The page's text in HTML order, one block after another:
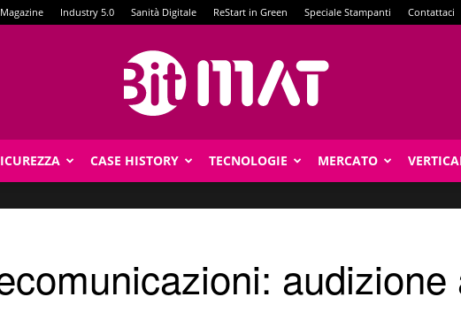
Industry 5.0 Sanità Digitale ReStart in Green Speciale Stampanti Contattaci
CASE HISTORY TECNOLOGIE MERCATO